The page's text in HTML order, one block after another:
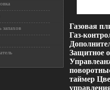
запахов
Газовая
Газ-
Защитное
таймер